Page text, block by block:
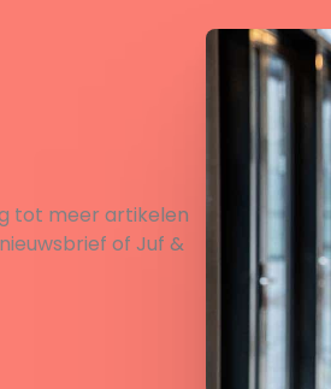
tot meer artikelen
of Juf &